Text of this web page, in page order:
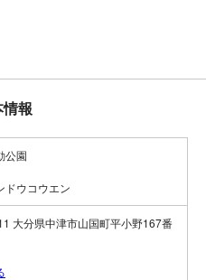
報
公園
ドウコウエン
大分県中津市山国町平小野167番